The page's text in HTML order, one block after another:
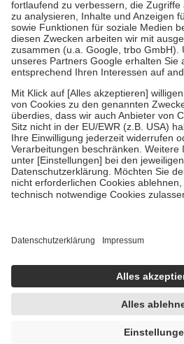
Diese Regeln gelten grundsätzlich
Bei Heilmitteln und häuslicher
Zuzahlung zehn Prozent der Kosten
Verordnung.
Um das Engagement der Versicherten
stärken und die besondere Stellung der
fallenkeine Zuzahlungenan bei:
• Kindern und Jugendlichen bis zum
mit Ausnahme der Fahrkosten
• Untersuchungen zur Vorsorge und
GKV getragen werden
• empfohlenen Schutzimpfungen
• Harn- und Blutteststreifen
getroffen, um sicherzustellen, dass es
https://help.etrusted.com/hc/de/
Einige Bilder und Inhalte wurden